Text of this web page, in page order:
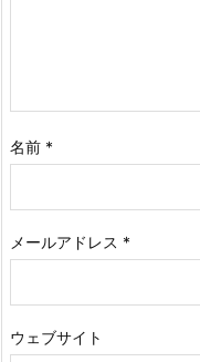
名前 *
メールアドレス *
ウェブサイト